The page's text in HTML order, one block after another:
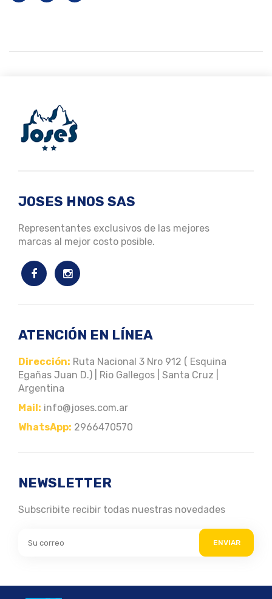
JOSES HNOS SAS
Representantes exclusivos de las mejores
marcas al mejor costo posible.
ATENCIÓN EN LÍNEA
Dirección: Ruta Nacional 3 Nro 912 ( Esquina
Egañas Juan D.) | Rio Gallegos | Santa Cruz |
Argentina
Mail: info@joses.com.ar
WhatsApp: 2966470570
NEWSLETTER
Subscribite recibir todas nuestras novedades
ENVIAR